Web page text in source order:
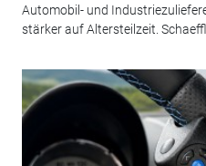
Automobil- und
stärker auf Altersteilzeit.